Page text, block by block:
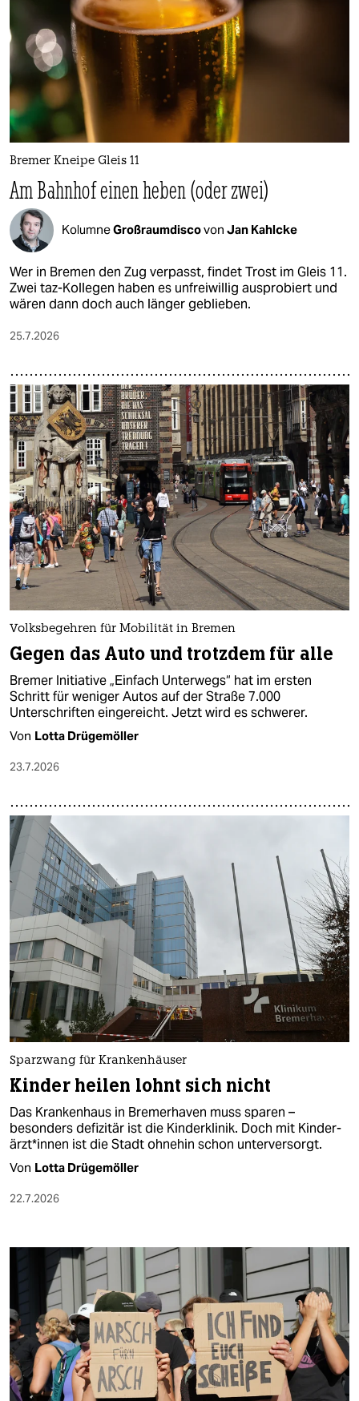
Bremer Kneipe Gleis 11
Am Bahnhof einen heben (oder zwei)
KolumneGroßraumdiscovon Jan Kahlcke
Wer in Bremen den Zug verpasst, findet Trost im Gleis 11.
Zwei taz-Kollegen haben es unfreiwillig ausprobiert und
wären dann doch auch länger geblieben.
25.7.2026
Volksbegehren für Mobilität in Bremen
Gegen das Auto und trotzdem für alle
Bremer Initiative „Einfach Unterwegs“ hat im ersten
Schritt für weniger Autos auf der Straße 7.000
Unterschriften eingereicht. Jetzt wird es schwerer.
Von Lotta Drügemöller
23.7.2026
Sparzwang für Krankenhäuser
Kinder heilen lohnt sich nicht
Das Krankenhaus in Bremerhaven muss sparen –
besonders defizitär ist die Kinderklinik. Doch mit Kin­der­
ärz­t*in­nen ist die Stadt ohnehin schon unterversorgt.
Von Lotta Drügemöller
22.7.2026